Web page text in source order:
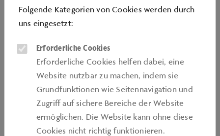
sowie den Satz "Ich akzeptiere die
Teilnahmebedingungen" zu.
Seitenanfang
Folgende Kategorien von Cookies werden durch
uns eingesetzt:
Erforderliche Cookies
Erforderliche Cookies helfen dabei, eine
Website nutzbar zu machen, indem sie
Grundfunktionen wie Seitennavigation und
Zugriﬀ auf sichere Bereiche der Website
ermöglichen. Die Website kann ohne diese
Cookies nicht richtig funktionieren.